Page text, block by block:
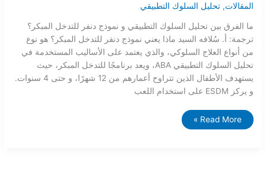
المقالات,تحليل السلوك التطبيقي
ما الفرق بين تحليل السلوك التطبيقي و نموذج دنفر للتدخل المبكر؟
ترجمة: أ. سُلافه السيد ماذا يعني نموذج دنفر للتدخل المبكر؟ هو نوع
من أنواع العلاج السلوكي، والذي يعتمد على الأساليب المستخدمة في
تحليل السلوك التطبيقي ABA، ويعد برنامجًا للتدخل المبكر، حيث
يستهدف الأطفال الذين تتراوح أعمارهم من 12 شهرًا، و حتى 4 سنوات.
و يركز ESDM على استخدام اللعب
Read More »